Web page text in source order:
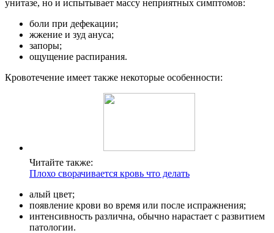
унитазе, но и испытывает массу неприятных симптомов:
боли при дефекации;
жжение и зуд ануса;
запоры;
ощущение распирания.
Кровотечение имеет также некоторые особенности:
Читайте также:
Плохо сворачивается кровь что делать
алый цвет;
появление крови во время или после испражнения;
интенсивность различна, обычно нарастает с развитием
патологии.